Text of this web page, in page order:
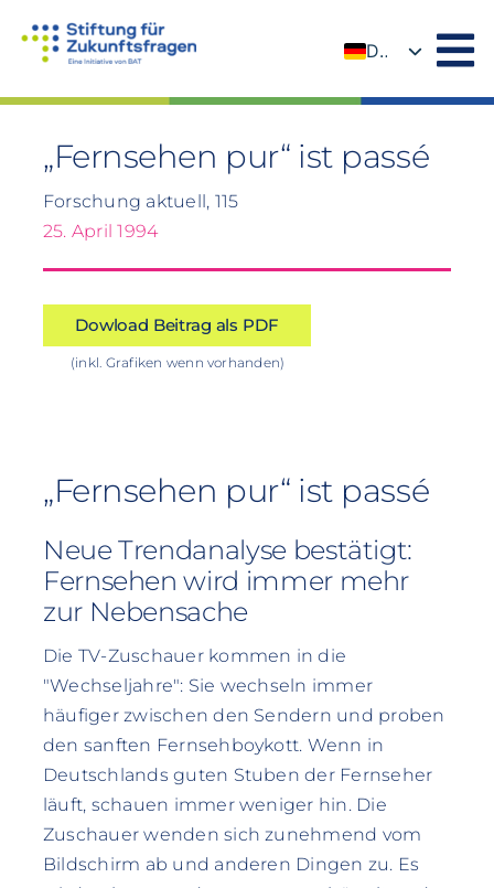
Inhalt
DE
„Fernsehen pur“ ist passé
Forschung aktuell, 115
25. April 1994
Dowload Beitrag als PDF
(inkl. Grafiken wenn vorhanden)
„Fernsehen pur“ ist passé
Neue Trendanalyse bestätigt:
Fernsehen wird immer mehr
zur Nebensache
Die TV-Zuschauer kommen in die
"Wechseljahre": Sie wechseln immer
häufiger zwischen den Sendern und proben
den sanften Fernsehboykott. Wenn in
Deutschlands guten Stuben der Fernseher
läuft, schauen immer weniger hin. Die
Zuschauer wenden sich zunehmend vom
Bildschirm ab und anderen Dingen zu. Es